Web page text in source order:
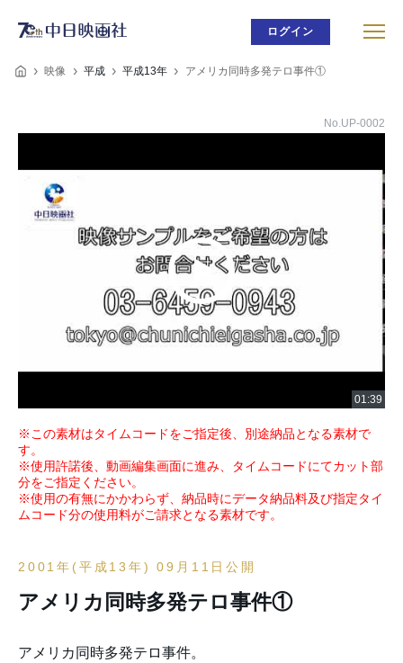
ログイン
映像 平成 平成13年 アメリカ同時多発テロ事件①
No.UP-0002
※この素材はタイムコードをご指定後、別途納品となる素材で
す。
※使用許諾後、動画編集画面に進み、タイムコードにてカット部
分をご指定ください。
※使用の有無にかかわらず、納品時にデータ納品料及び指定タイ
ムコード分の使用料がご請求となる素材です。
2001年(平成13年) 09月11日公開
アメリカ同時多発テロ事件①
アメリカ同時多発テロ事件。